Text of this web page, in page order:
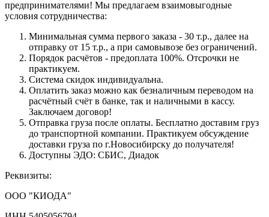
предпринимателями! Мы предлагаем взаимовыгодные
условия сотрудничества:
Минимальная сумма первого заказа - 30 т.р., далее на
отправку от 15 т.р., а при самовывозе без ограничений.
Порядок расчётов - предоплата 100%. Отсрочки не
практикуем.
Система скидок индивидуальна.
Оплатить заказ можно как безналичным переводом на
расчётный счёт в банке, так и наличными в кассу.
Заключаем договор!
Отправка груза после оплаты. Бесплатно доставим груз
до транспортной компании. Практикуем обсуждение
доставки груза по г.Новосибирску до получателя!
Доступны ЭДО: СБИС, Диадок
Реквизиты:
ООО "КИОДА"